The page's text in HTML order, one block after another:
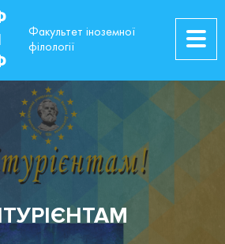
Факультет іноземної
філології